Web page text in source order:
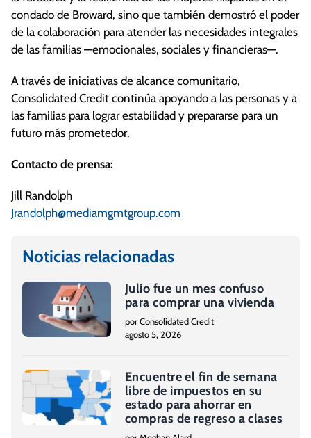
condado de Broward, sino que también demostró el poder
de la colaboración para atender las necesidades integrales
de las familias —emocionales, sociales y financieras—.
A través de iniciativas de alcance comunitario,
Consolidated Credit continúa apoyando a las personas y a
las familias para lograr estabilidad y prepararse para un
futuro más prometedor.
Contacto de prensa:
Jill Randolph
Jrandolph@mediamgmtgroup.com
Noticias relacionadas
Julio fue un mes confuso
para comprar una vivienda
por Consolidated Credit
agosto 5, 2026
Encuentre el fin de semana
libre de impuestos en su
estado para ahorrar en
compras de regreso a clases